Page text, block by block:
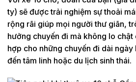
ty) sẽ được trải nghiệm sự thoải
rộng rãi giúp mọi người thư giãn,
hưởng chuyến đi mà không lo
hợp cho những chuyến đi dài ngày
đến tâm linh hoặc du lịch sinh thái.